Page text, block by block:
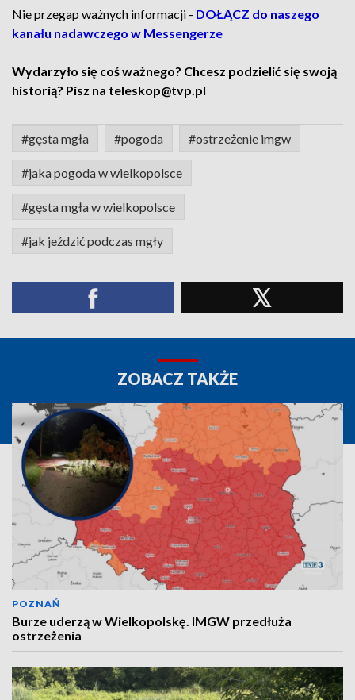
Nie przegap ważnych informacji - DOŁĄCZ do naszego
kanału nadawczego w Messengerze
Wydarzyło się coś ważnego? Chcesz podzielić się swoją
historią? Pisz na teleskop@tvp.pl
#gęsta mgła #pogoda #ostrzeżenie imgw
#jaka pogoda w wielkopolsce
#gęsta mgła w wielkopolsce
#jak jeździć podczas mgły
ZOBACZ TAKŻE
POZNAŃ
Burze uderzą w Wielkopolskę. IMGW przedłuża
ostrzeżenia